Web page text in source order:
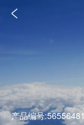

产品编号:56556481